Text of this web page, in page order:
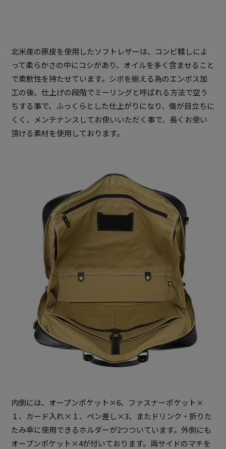
北米産の原皮を使用したソフトレザーは、コンビ鞣しによ
って柔らかさの中にコシがあり、オイルを多く含ませること
で柔軟性を持たせています。シボを揃える為のエンボス加
工の後、仕上げの段階でミーリングと呼ばれる方法で空う
ちする事で、ふっくらとした仕上がりになり、傷が目立ちに
くく、メンテナンスしてお使いいただく事で、長くお使い
頂ける素材を使用しております。
内側には、オープンポケット×6、ファスナーポケット×
１、カード入れ×１、ペン差し×3、またドリンク・折りた
たみ傘に使用できるホルダーが2つついています。外側にも
オープンポケット×4が付いております。両サイドのマチを